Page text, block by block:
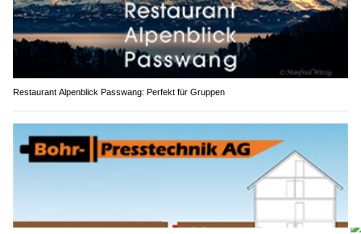
Restaurant Alpenblick Passwang: Perfekt für Gruppen